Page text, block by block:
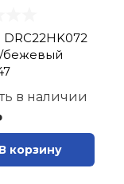
бежевый
в наличии
В корзину